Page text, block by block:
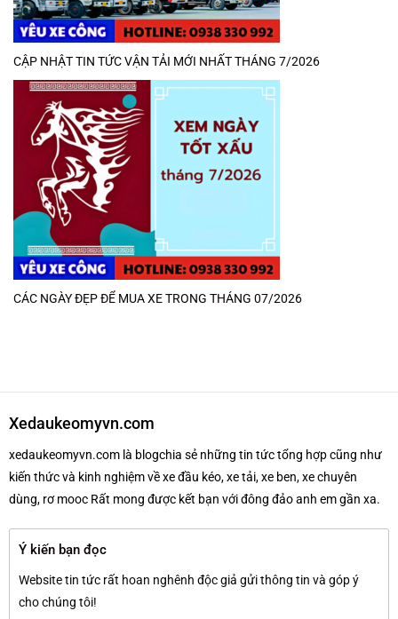
CẬP NHẬT TIN TỨC VẬN TẢI MỚI NHẤT THÁNG 7/2026
CÁC NGÀY ĐẸP ĐỂ MUA XE TRONG THÁNG 07/2026
Xedaukeomyvn.com
xedaukeomyvn.com là blogchia sẻ những tin tức tổng hợp cũng như
kiến thức và kinh nghiệm về xe đầu kéo, xe tải, xe ben, xe chuyên
dùng, rơ mooc Rất mong được kết bạn với đông đảo anh em gần xa.
Ý kiến bạn đọc
Website tin tức rất hoan nghênh độc giả gửi thông tin và góp ý
cho chúng tôi!